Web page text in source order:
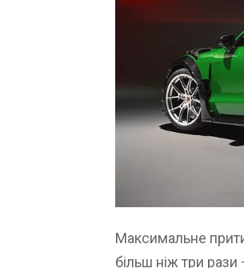
Максимальне
більш ніж три